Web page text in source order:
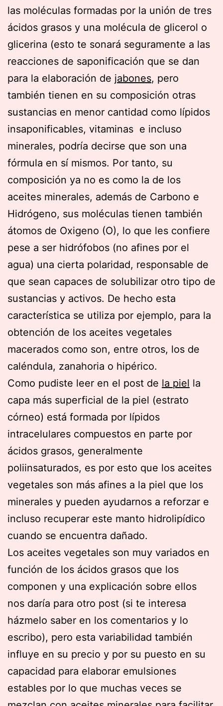
las moléculas formadas por la unión de tres
ácidos grasos y una molécula de glicerol o
glicerina (esto te sonará seguramente a las
reacciones de saponificación que se dan
para la elaboración de jabones, pero
también tienen en su composición otras
sustancias en menor cantidad como lípidos
insaponificables, vitaminas e incluso
minerales, podría decirse que son una
fórmula en sí mismos. Por tanto, su
composición ya no es como la de los
aceites minerales, además de Carbono e
Hidrógeno, sus moléculas tienen también
átomos de Oxigeno (O), lo que les confiere
pese a ser hidrófobos (no afines por el
agua) una cierta polaridad, responsable de
que sean capaces de solubilizar otro tipo de
sustancias y activos. De hecho esta
característica se utiliza por ejemplo, para la
obtención de los aceites vegetales
macerados como son, entre otros, los de
caléndula, zanahoria o hipérico.
Como pudiste leer en el post de la piel la
capa más superficial de la piel (estrato
córneo) está formada por lípidos
intracelulares compuestos en parte por
ácidos grasos, generalmente
poliinsaturados, es por esto que los aceites
vegetales son más afines a la piel que los
minerales y pueden ayudarnos a reforzar e
incluso recuperar este manto hidrolipídico
cuando se encuentra dañado.
Los aceites vegetales son muy variados en
función de los ácidos grasos que los
componen y una explicación sobre ellos
nos daría para otro post (si te interesa
házmelo saber en los comentarios y lo
escribo), pero esta variabilidad también
influye en su precio y por su puesto en su
capacidad para elaborar emulsiones
estables por lo que muchas veces se